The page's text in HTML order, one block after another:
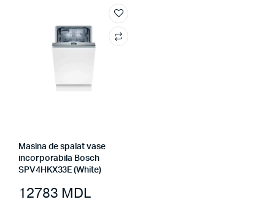
Masina de spalat vase
incorporabila Bosch
SPV4HKX33E (White)
12783 MDL